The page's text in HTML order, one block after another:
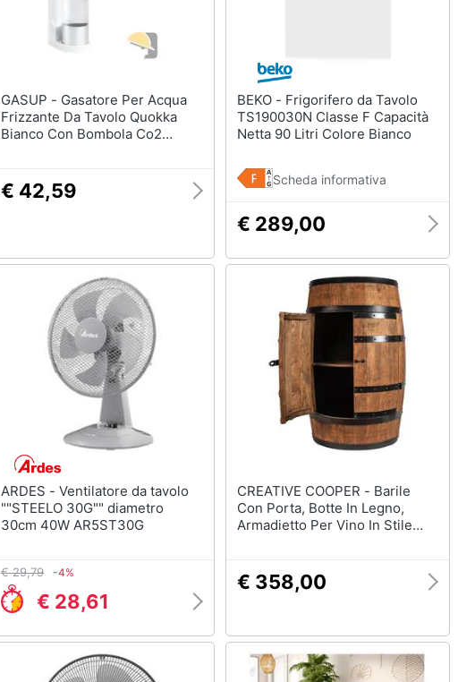
GASUP - Gasatore Per Acqua
Frizzante Da Tavolo Quokka
Bianco Con Bombola Co2
€ 42,59
BEKO - Frigorifero da Tavolo
TS190030N Classe F Capacità
Netta 90 Litri Colore Bianco
Scheda informativa
€ 289,00
ARDES - Ventilatore da tavolo
""STEELO 30G"" diametro
30cm 40W AR5ST30G
€ 29,79 -4%
€ 28,61
CREATIVE COOPER - Barile
Con Porta, Botte In Legno,
Armadietto Per Vino In Stile
Decorazione Per Il Soggiorno,
Tavolo E Portabottiglie (wenge)
€ 358,00